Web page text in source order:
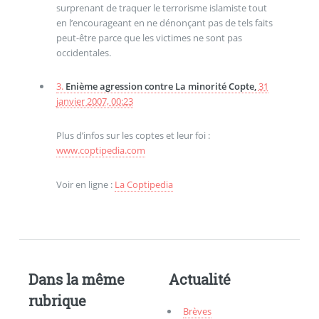
surprenant de traquer le terrorisme islamiste tout
en l’encourageant en ne dénonçant pas de tels faits
peut-être parce que les victimes ne sont pas
occidentales.
3. Enième agression contre La minorité Copte,31
janvier 2007, 00:23
Plus d’infos sur les coptes et leur foi :
www.coptipedia.com
Voir en ligne : La Coptipedia
Dans la même
rubrique
Actualité
Brèves